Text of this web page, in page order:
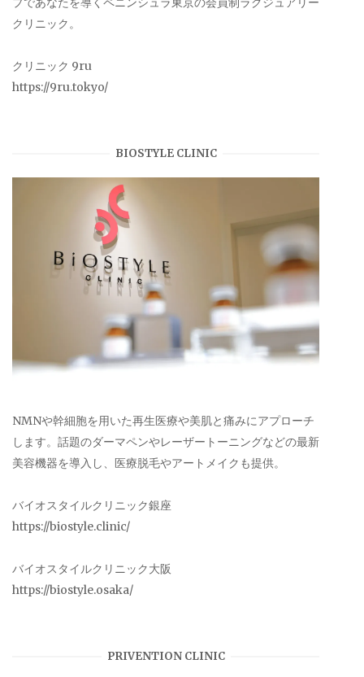
クリニック。
クリニック 9ru
https://9ru.tokyo/
BIOSTYLE CLINIC
NMNや幹細胞を用いた再生医療や美肌と痛みにアプローチ
します。話題のダーマペンやレーザートーニングなどの最新
美容機器を導入し、医療脱毛やアートメイクも提供。
バイオスタイルクリニック銀座
https://biostyle.clinic/
バイオスタイルクリニック大阪
https://biostyle.osaka/
PRIVENTION CLINIC